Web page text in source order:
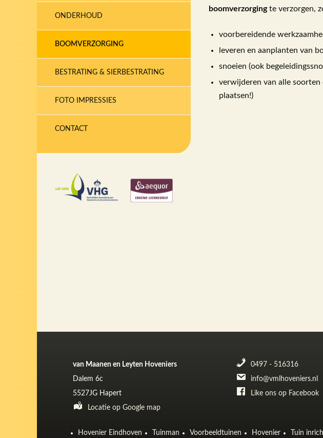
ONDERHOUD
BOOMVERZORGING
BESTRATING & SIERBESTRATING
FOTO IMPRESSIES
CONTACT
boomverzorgingte verzorgen,
voorbereidende
leveren en aanplanten van
snoeien (ook
verwijderen van alle soorten
plaatsen!)
van Maanen en Leyten Hoveniers
Dalem 6c
5527JG Hapert
Locatie op Google map
0497 - 516316
info@vmlhoveniers.nl
Like ons op Facebook
Hovenier Eindhoven Tuinman Voorbeeldtuinen Hovenier Tuin